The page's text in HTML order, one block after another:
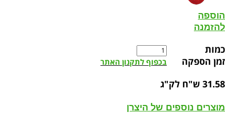
הוספה
להזמנה
כמות
זמן הספקה
בכפוף לתקנון האתר
31.58 ש"ח לק"ג
מוצרים נוספים של היצרן